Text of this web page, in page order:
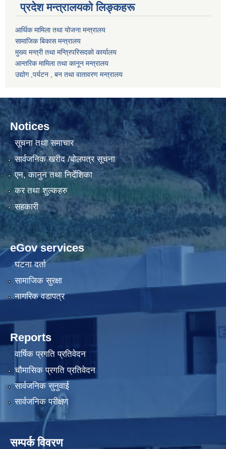
प्रदेश मन्त्रालयको लिङ्कहरू
आर्थिक मामिला तथा योजना मन्त्रालय
सामाजिक बिकास मन्त्रालय
मुख्य मन्त्री तथा मन्त्रिपरिसदको कार्यालय
आन्तरिक मामिला तथा कानून मन्त्रालय
उद्योग ,पर्यटन , बन तथा वातावरण मन्त्रालय
Notices
सूचना तथा समाचार
सार्वजनिक खरीद /बोलपत्र सूचना
एन, कानुन तथा निर्देशिका
कर तथा शुल्कहरु
सहकारी
eGov services
घटना दर्ता
सामाजिक सुरक्षा
नागरिक वडापत्र
Reports
वार्षिक प्रगति प्रतिवेदन
चौमासिक प्रगति प्रतिवेदन
सार्वजनिक सुनुवाई
सार्वजनिक परीक्षण
सम्पर्क विवरण